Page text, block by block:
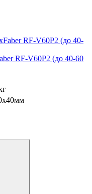
RF-V60P2 (до 40-60